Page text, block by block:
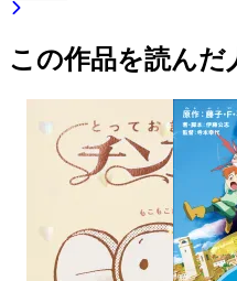
この作品を読ん